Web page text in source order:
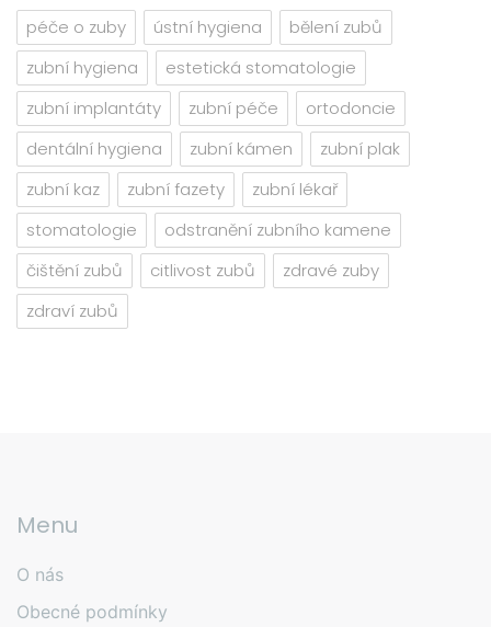
péče o zuby ústní hygiena
bělení zubů
zubní hygiena
estetická stomatologie
zubní implantáty
zubní péče
ortodoncie
dentální hygiena
zubní kámen
zubní plak
zubní kaz
zubní fazety
zubní lékař
stomatologie
odstranění zubního kamene
čištění zubů
citlivost zubů
zdravé zuby
zdraví zubů
Menu
O nás
Obecné podmínky